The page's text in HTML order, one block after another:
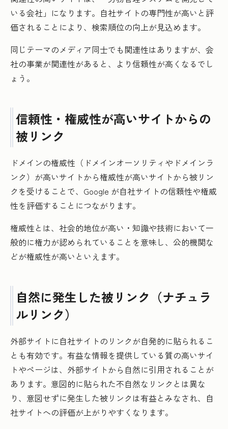
いる会社」になります。自社サイトの専門性が高いと評
価されることにより、検索順位の向上が見込めます。
同じテーマのメディア同士でも関連性はありますが、会
社の事業が関連性があると、より信頼性が高くなるでし
ょう。
信頼性・権威性が高いサイトからの
被リンク
ドメインの権威性（ドメインオーソリティやドメインラ
ンク）が高いサイトから権威性が高いサイトから被リン
クを受けることで、Google が自社サイトの信頼性や権威
性を評価することにつながります。
権威性とは、社会的地位が高い・知識や技術において一
般的に権力が認められていることを意味し、公的機関な
どが権威性が高いといえます。
自然に発生した被リンク（ナチュラ
ルリンク）
外部サイトに自社サイトのリンクが自発的に貼られるこ
とも有効です。有益な情報を提供している質の高いサイ
トやページは、外部サイトから自然に引用されることが
あります。意図的に貼られた不自然なリンクとは異な
り、意図せずに発生した被リンクは有益とみなされ、自
社サイトへの評価が上がりやすくなります。